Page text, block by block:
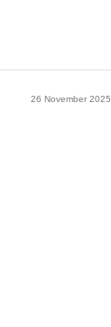
26 November 2025